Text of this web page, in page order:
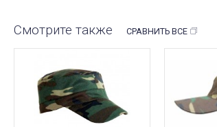
Смотрите также СРАВНИТЬ ВСЕ